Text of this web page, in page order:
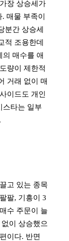
장 상승세가
매물 부족이
분간 상승세
적 조용한데
매수를 애
량이 제한적
거래 없이 매
이드도 개인
스타는 일부
고 있는 종목
팔, 기흥이 3
수 주문이 늘
이 상승했으
이다. 반면